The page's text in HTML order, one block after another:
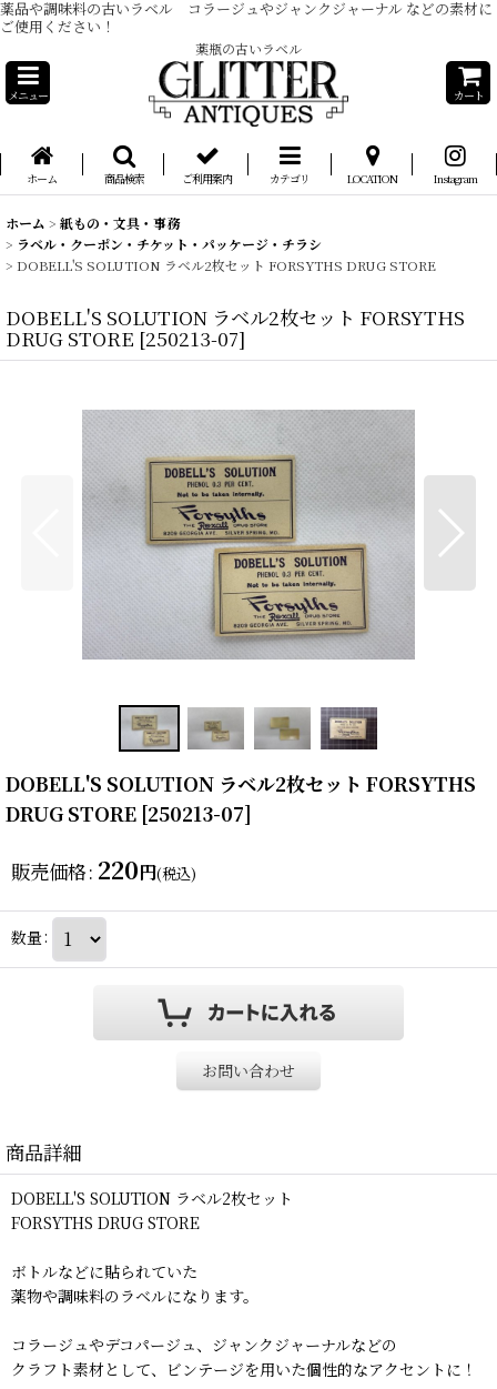
薬品や調味料の古いラベル コラージュやジャンクジャーナル などの素材に
ご使用ください！
薬瓶の古いラベル
メニュー カート
ホーム 商品検索 ご利用案内 カテゴリ LOCATION Instagram
ホーム > 紙もの・文具・事務
> ラベル・クーポン・チケット・パッケージ・チラシ
> DOBELL'S SOLUTION ラベル2枚セット FORSYTHS DRUG STORE
DOBELL'S SOLUTION ラベル2枚セット FORSYTHS
DRUG STORE [250213-07]
DOBELL'S SOLUTION ラベル2枚セット FORSYTHS
DRUG STORE [250213-07]
販売価格: 220円(税込)
数量:
お問い合わせ
商品詳細
DOBELL'S SOLUTION ラベル2枚セット
FORSYTHS DRUG STORE
ボトルなどに貼られていた
薬物や調味料のラベルになります。
コラージュやデコパージュ、ジャンクジャーナルなどの
クラフト素材として、ビンテージを用いた個性的なアクセントに！